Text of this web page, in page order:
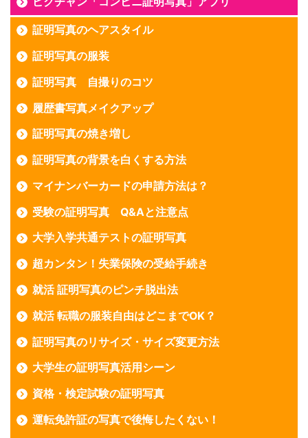
証明写真のヘアスタイル
証明写真の服装
証明写真 自撮りのコツ
履歴書写真メイクアップ
証明写真の焼き増し
証明写真の背景を白くする方法
マイナンバーカードの申請方法は？
受験の証明写真 Q&Aと注意点
大学入学共通テストの証明写真
超カンタン！失業保険の受給手続き
就活 証明写真のピンチ脱出法
就活 転職の服装自由はどこまでOK？
証明写真のリサイズ・サイズ変更方法
大学生の証明写真活用シーン
資格・検定試験の証明写真
運転免許証の写真で後悔したくない！